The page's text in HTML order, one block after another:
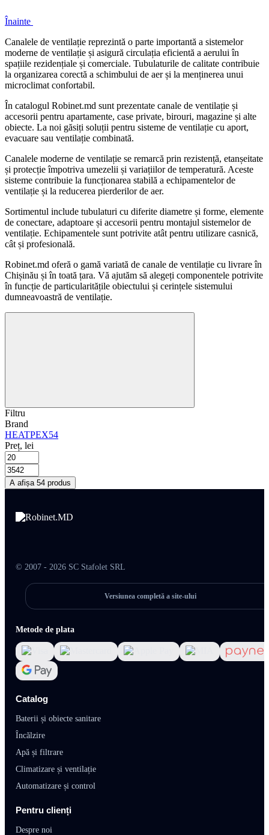
Înainte
Canalele de ventilație reprezintă o parte importantă a sistemelor
moderne de ventilație și asigură circulația eficientă a aerului în
spațiile rezidențiale și comerciale. Tubulaturile de calitate contribuie
la organizarea corectă a schimbului de aer și la menținerea unui
microclimat confortabil.
În catalogul Robinet.md sunt prezentate canale de ventilație și
accesorii pentru apartamente, case private, birouri, magazine și alte
obiecte. La noi găsiți soluții pentru sisteme de ventilație cu aport,
evacuare sau ventilație combinată.
Canalele moderne de ventilație se remarcă prin rezistență, etanșeitate
și protecție împotriva umezelii și variațiilor de temperatură. Aceste
sisteme contribuie la funcționarea stabilă a echipamentelor de
ventilație și la reducerea pierderilor de aer.
Sortimentul include tubulaturi cu diferite diametre și forme, elemente
de conectare, adaptoare și accesorii pentru montajul sistemelor de
ventilație. Echipamentele sunt potrivite atât pentru utilizare casnică,
cât și profesională.
Robinet.md oferă o gamă variată de canale de ventilație cu livrare în
Chișinău și în toată țara. Vă ajutăm să alegeți componentele potrivite
în funcție de particularitățile obiectului și cerințele sistemului
dumneavoastră de ventilație.
Filtru
Brand
HEATPEX54
Preț, lei
A afișa 54 produs
© 2007 - 2026 SC Stafolet SRL
Versiunea completă a site-ului
Metode de plata
Catalog
Baterii și obiecte sanitare
Încălzire
Apă și filtrare
Climatizare și ventilație
Automatizare și control
Pentru clienți
Despre noi